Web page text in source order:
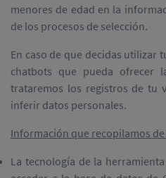
menores de edad en la
de los procesos de selección.
En caso de que decidas utilizar
chatbots que pueda ofrecer
trataremos los registros de tu
inferir datos personales.
Información que recopilamos
La tecnología de la